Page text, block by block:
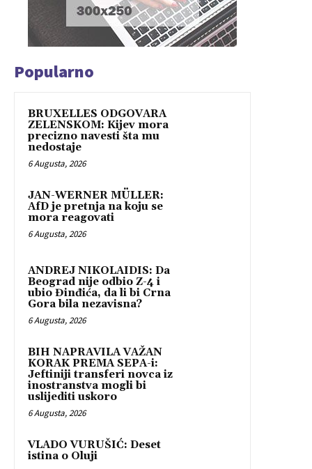
Popularno
BRUXELLES ODGOVARA
ZELENSKOM: Kijev mora
precizno navesti šta mu
nedostaje
6 Augusta, 2026
JAN-WERNER MÜLLER:
AfD je pretnja na koju se
mora reagovati
6 Augusta, 2026
ANDREJ NIKOLAIDIS: Da
Beograd nije odbio Z-4 i
ubio Đinđića, da li bi Crna
Gora bila nezavisna?
6 Augusta, 2026
BIH NAPRAVILA VAŽAN
KORAK PREMA SEPA-i:
Jeftiniji transferi novca iz
inostranstva mogli bi
uslijediti uskoro
6 Augusta, 2026
VLADO VURUŠIĆ: Deset
istina o Oluji